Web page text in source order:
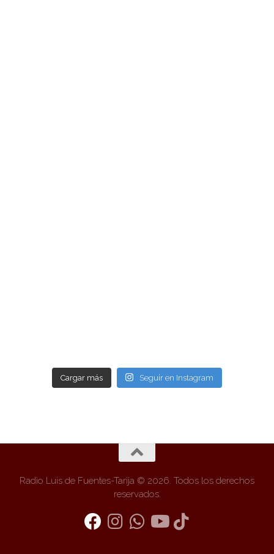
Cargar más Seguir en Instagram
Radio Luis de Fuentes-Tarija © 2026. Todos los derechos
reservados.